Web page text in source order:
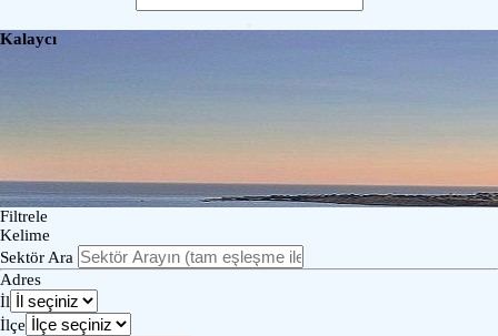
Kalaycı
Filtrele
Kelime
Sektör Ara
Adres
İl
İlçe